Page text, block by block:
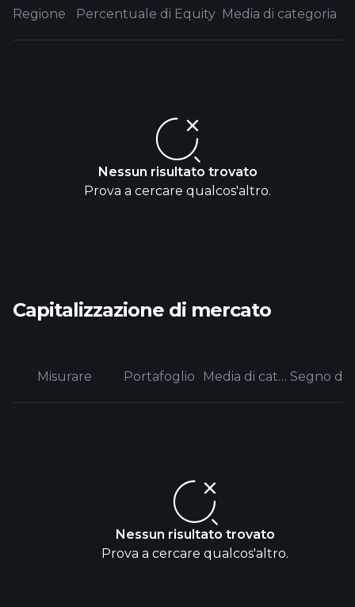
Regione Percentuale di Equity Media di categoria
Nessun risultato trovato
Prova a cercare qualcos'altro.
Capitalizzazione di mercato
Misurare Portafoglio Media di categoria
Nessun risultato trovato
Prova a cercare qualcos'altro.